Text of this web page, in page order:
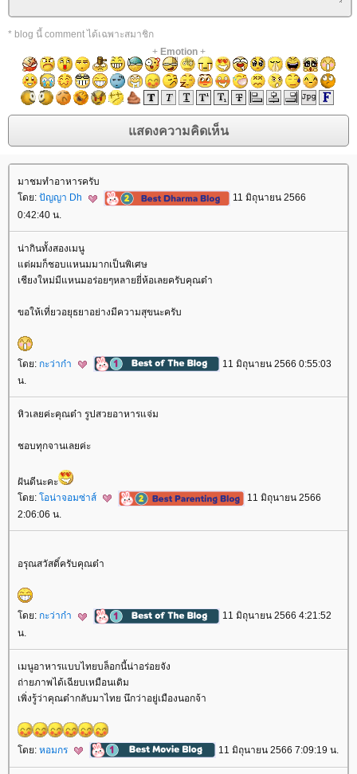
* blog นี้ comment ได้เฉพาะสมาชิก
+ Emotion+
มาชมทำอาหารครับ
ดย: ปัญญา Dh
11 มิถุนายน 2566
0:42:40 น.
น่ากินทั้งสองเมนู
ต่ผมก็ชอบแหนมมากเป็นพิเศษ
เชียงใหม่มีแหนมอร่อยๆหลายยี่ห้อเลยครับคุณต๋า
ขอให้เที่ยวอยุธยาอย่างมีความสุขนะครับ
ดย: กะว่าก๋า
11 มิถุนายน 2566 0:55:03
น.
หิวเลยค่ะคุณต๋า รูปสวยอาหารแจ่ม
ชอบทุกจานเลยค่ะ
ฝันดีนะคะ
ดย: อน่าจอมซ่าส์
11 มิถุนายน 2566
2:06:06 น.
อรุณสวัสดิ์ครับคุณต๋า
ดย: กะว่าก๋า
11 มิถุนายน 2566 4:21:52
น.
เมนูอาหารแบบไทยบล็อกนี้น่าอร่อยจัง
ถ่ายภาพได้เฉียบเหมือนเดิม
เพิ่งรู้ว่าคุณต๋ากลับมาไทย นึกว่าอยู่เมืองนอกจ้า
ดย: หอมกร 11 มิถุนายน 2566 7:09:19 น.